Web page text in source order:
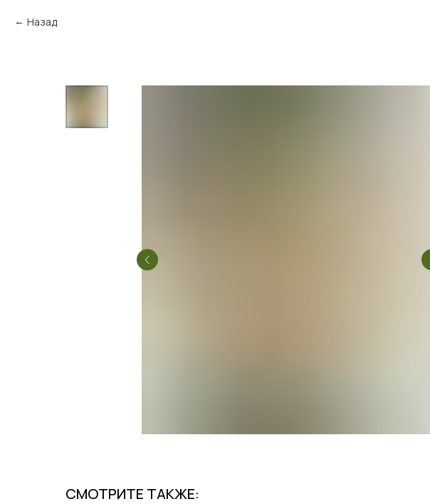
Назад
СМОТРИТЕ ТАКЖЕ: